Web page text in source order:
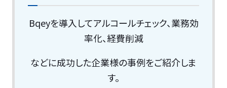
Bqeyを導入してアルコールチェック、業務効
率化、経費削減
などに成功した企業様の事例をご紹介しま
す。